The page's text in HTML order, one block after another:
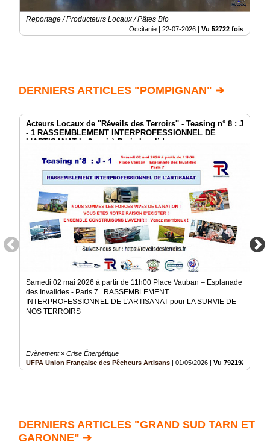
Reportage / Producteurs Locaux / Pâtes Bio
Occitanie | 22-07-2026 | Vu 52722 fois
DERNIERS ARTICLES "POMPIGNAN" ➔
Acteurs Locaux de ''Réveils des Terroirs'' - Teasing n° 8 : J
- 1 RASSEMBLEMENT INTERPROFESSIONNEL DE
L'ARTISANAT le 2 mai à Paris Invalides
Samedi 02 mai 2026 à partir de 11h00 Place Vauban – Esplanade
des Invalides - Paris 7 RASSEMBLEMENT
INTERPROFESSIONNEL DE L'ARTISANAT pour LA SURVIE DE
NOS TERROIRS
Evènement » Crise Énergétique
UFPA Union Française des Pêcheurs Artisans
01/05/2026 Vu 792192 fois
DERNIERS ARTICLES "GRAND SUD TARN ET
GARONNE" ➔